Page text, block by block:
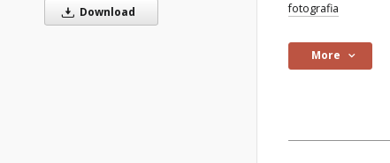
Download
fotografia
More